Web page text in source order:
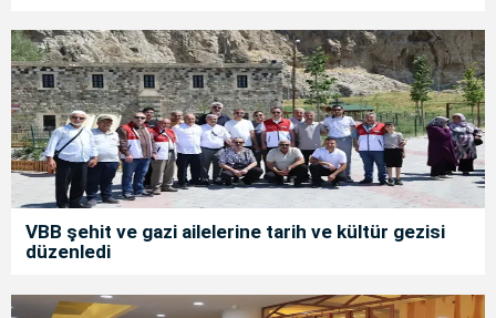
VBB şehit ve gazi ailelerine tarih ve kültür gezisi
düzenledi